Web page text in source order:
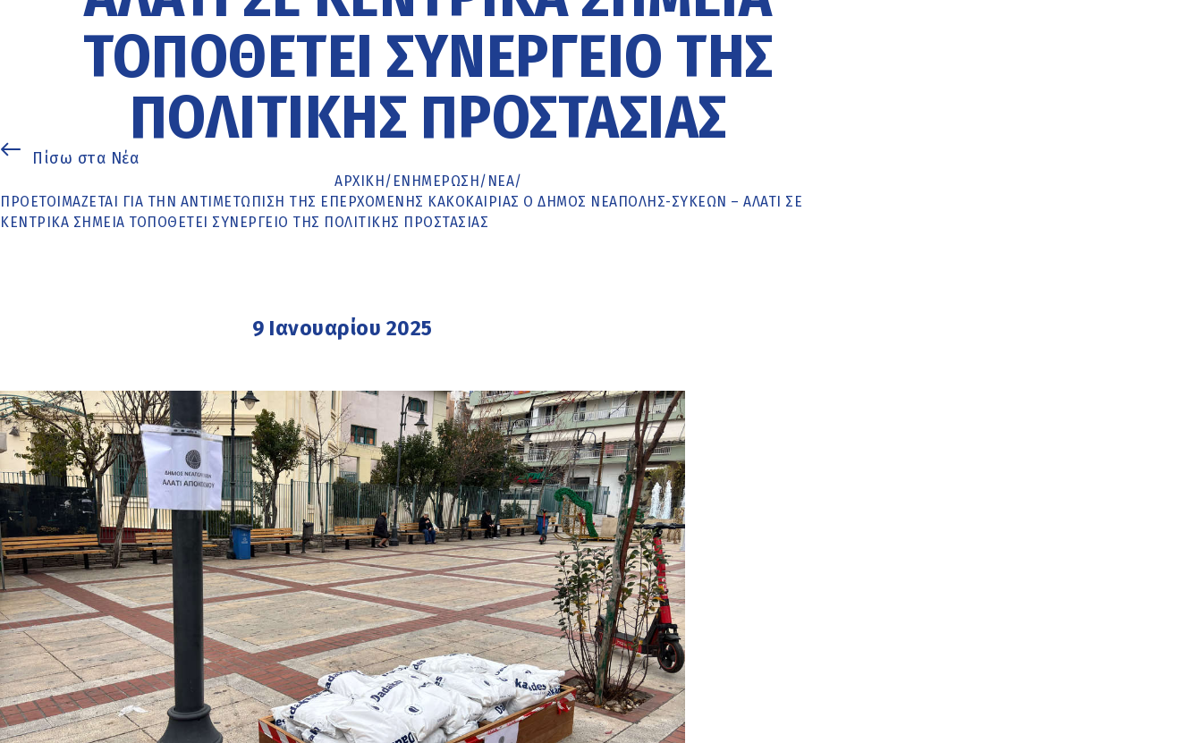
ΤΟΠΟΘΕΤΕΊ ΣΥΝΕΡΓΕΊΟ ΤΗΣ
ΠΟΛΙΤΙΚΉΣ ΠΡΟΣΤΑΣΊΑΣ
Πίσω στα Νέα
ΑΡΧΙΚΉ/ ΕΝΗΜΈΡΩΣΗ/ ΝΕΑ/
ΠΡΟΕΤΟΙΜΆΖΕΤΑΙ ΓΙΑ ΤΗΝ ΑΝΤΙΜΕΤΏΠΙΣΗ ΤΗΣ ΕΠΕΡΧΌΜΕΝΗΣ ΚΑΚΟΚΑΙΡΊΑΣ Ο ΔΉΜΟΣ ΝΕΆΠΟΛΗΣ-ΣΥΚΕΏΝ – ΑΛΆΤΙ ΣΕ
ΚΕΝΤΡΙΚΆ ΣΗΜΕΊΑ ΤΟΠΟΘΕΤΕΊ ΣΥΝΕΡΓΕΊΟ ΤΗΣ ΠΟΛΙΤΙΚΉΣ ΠΡΟΣΤΑΣΊΑΣ
9 Ιανουαρίου 2025